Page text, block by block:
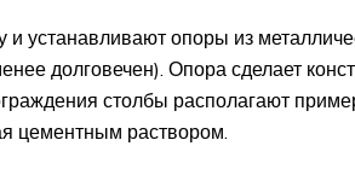
и устанавливают опоры из
долговечен). Опора сделает
столбы располагают
цементным раствором.